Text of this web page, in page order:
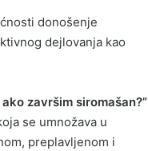
donošenje
dejlovanja kao
završim siromašan?”
se umnožava u
preplavljenom i